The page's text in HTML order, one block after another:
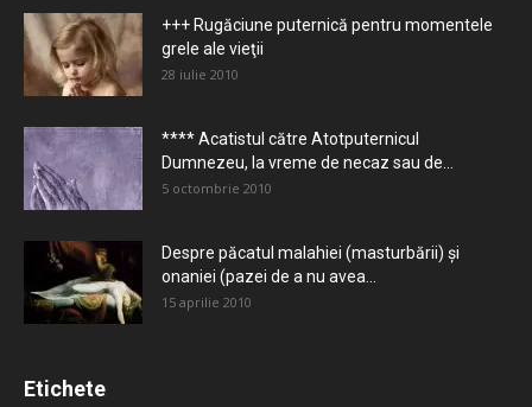
+++ Rugăciune puternică pentru momentele
grele ale vieţii
28 iulie 2010
**** Acatistul către Atotputernicul
Dumnezeu, la vreme de necaz sau de...
5 octombrie 2010
Despre păcatul malahiei (masturbării) şi
onaniei (pazei de a nu avea...
15 aprilie 2010
Etichete